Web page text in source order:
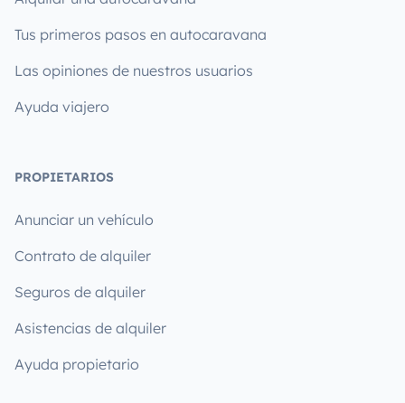
Tus primeros pasos en autocaravana
Las opiniones de nuestros usuarios
Ayuda viajero
PROPIETARIOS
Anunciar un vehículo
Contrato de alquiler
Seguros de alquiler
Asistencias de alquiler
Ayuda propietario